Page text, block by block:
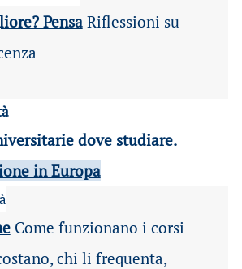
PensaRiflessioni su
dove studiare.
in Europa
Come funzionano i corsi
chi li frequenta,